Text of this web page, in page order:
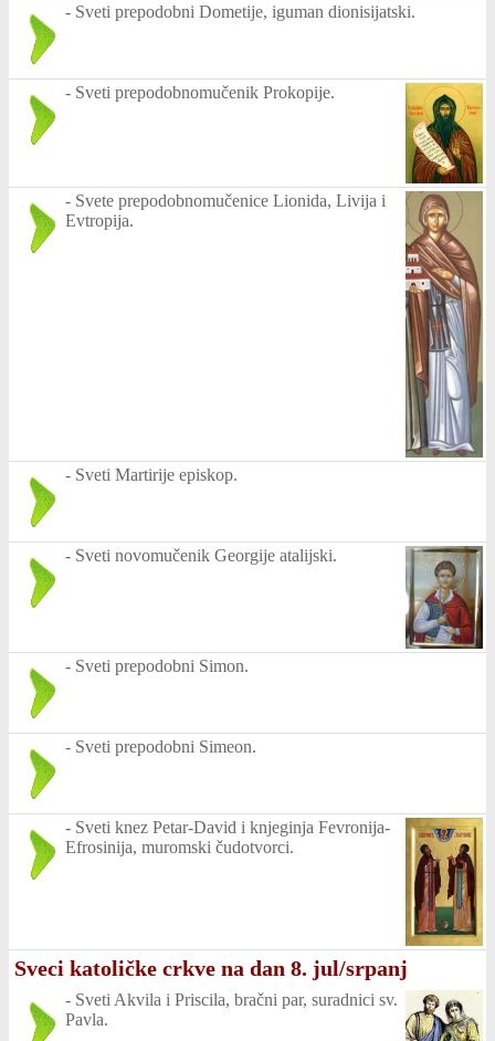
- Sveti prepodobni Dometije, iguman dionisijatski.
- Sveti prepodobnomučenik Prokopije.
- Svete prepodobnomučenice Lionida, Livija i
Evtropija.
- Sveti Martirije episkop.
- Sveti novomučenik Georgije atalijski.
- Sveti prepodobni Simon.
- Sveti prepodobni Simeon.
- Sveti knez Petar-David i knjeginja Fevronija-
Efrosinija, muromski čudotvorci.
Sveci katoličke crkve na dan 8. jul/srpanj
- Sveti Akvila i Priscila, bračni par, suradnici sv.
Pavla.